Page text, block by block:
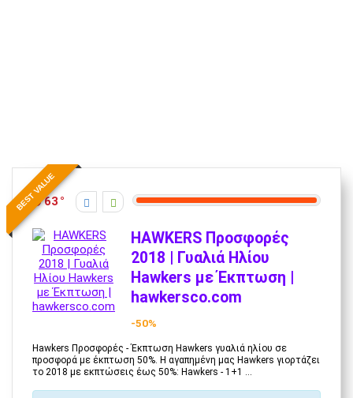
BEST VALUE
63
HAWKERS Προσφορές
2018 | Γυαλιά Ηλίου
Hawkers με Έκπτωση |
hawkersco.com
-50%
Hawkers Προσφορές - Έκπτωση Hawkers γυαλιά ηλίου σε
προσφορά με έκπτωση 50%. Η αγαπημένη μας Hawkers γιορτάζει
το 2018 με εκπτώσεις έως 50%: Hawkers - 1+1 ...